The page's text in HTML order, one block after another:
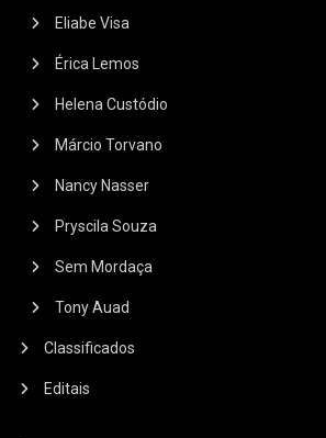
Eliabe Visa
Érica Lemos
Helena Custódio
Márcio Torvano
Nancy Nasser
Pryscila Souza
Sem Mordaça
Tony Auad
Classificados
Editais